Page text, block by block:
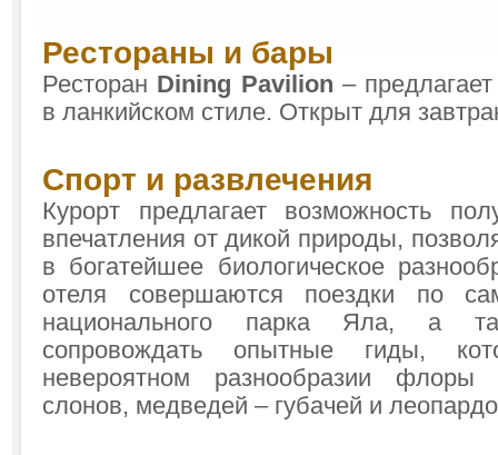
Рестораны и бары
Ресторан Dining Pavilion –
в ланкийском стиле. Открыт для
Спорт и развлечения
Курорт предлагает возможность
впечатления от дикой природы,
в богатейшее биологическое
отеля совершаются поездки по
национального парка Яла, а
сопровождать опытные гиды,
невероятном разнообразии
слонов, медведей – губачей и